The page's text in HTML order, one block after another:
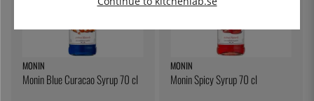
MONIN
Monin Blue Curacao Syrup 70 cl
MONIN
Monin Spicy Syrup 70 cl